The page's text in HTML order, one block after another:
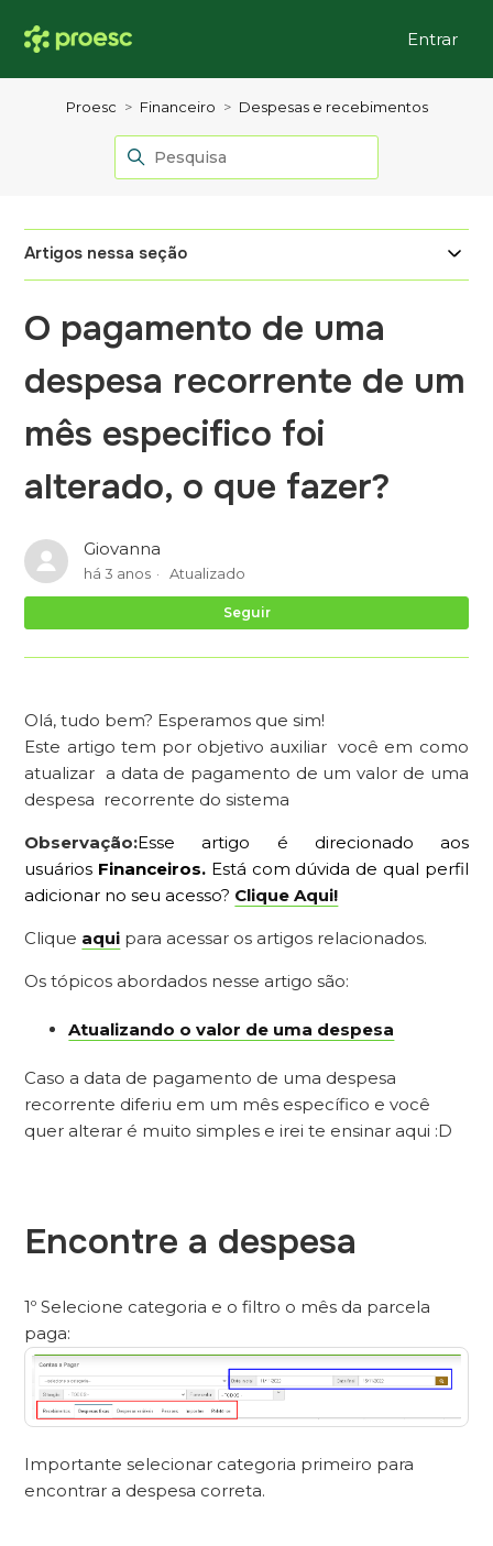
Entrar
Proesc Financeiro Despesas e recebimentos
Artigos nessa seção
O pagamento de uma
despesa recorrente de um
mês especifico foi
alterado, o que fazer?
Giovanna
há 3 anos Atualizado
Seguir
Olá, tudo bem? Esperamos que sim!
Este artigo tem por objetivo auxiliar você em como
atualizar a data de pagamento de um valor de uma
despesa recorrente do sistema
Observação:Esse artigo é direcionado aos
usuários Financeiros. Está com dúvida de qual perfil
adicionar no seu acesso? Clique Aqui!
Clique aqui para acessar os artigos relacionados.
Os tópicos abordados nesse artigo são:
Atualizando o valor de uma despesa
Caso a data de pagamento de uma despesa
recorrente diferiu em um mês específico e você
quer alterar é muito simples e irei te ensinar aqui :D
Encontre a despesa
1º Selecione categoria e o filtro o mês da parcela
paga:
Importante selecionar categoria primeiro para
encontrar a despesa correta.